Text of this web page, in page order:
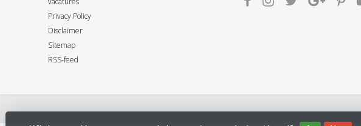
Privacy Policy
Disclaimer
Sitemap
RSS-feed